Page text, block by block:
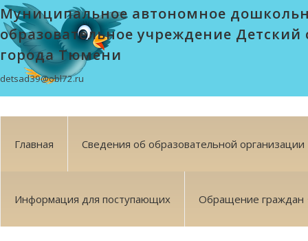
Муниципальное автономное
образовательное учреждение Детский
города Тюмени
detsad39@obl72.ru
Главная Сведения об образовательной организации
Информация для поступающих Обращение граждан